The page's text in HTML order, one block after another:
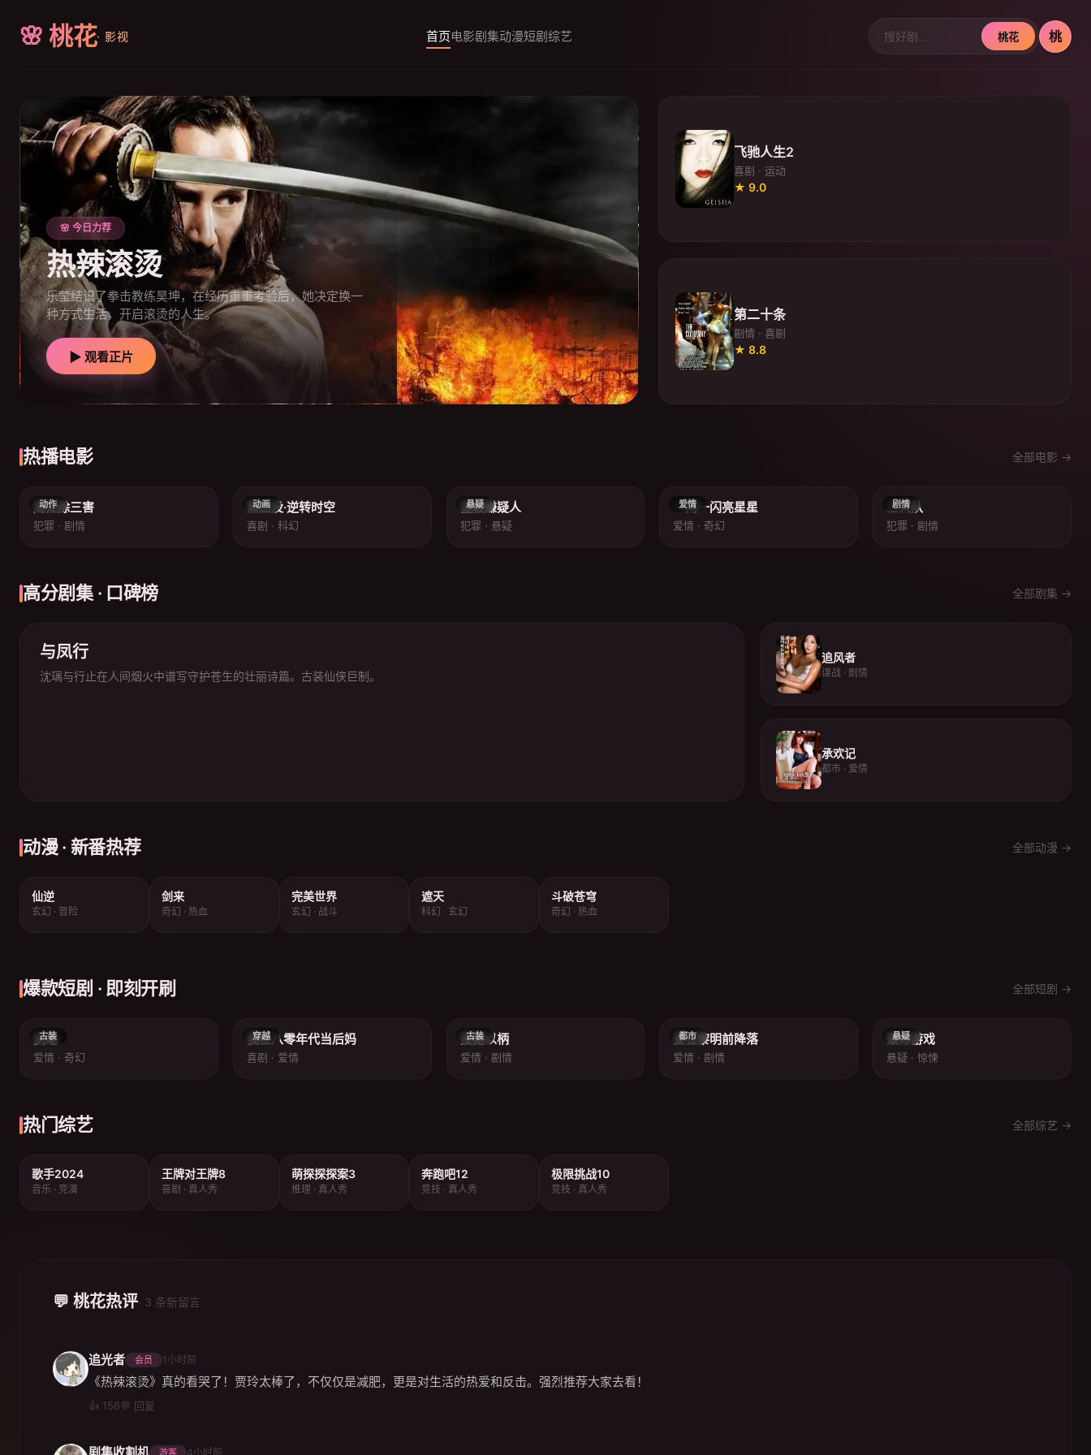
🌸 桃花· 影视 首页电影剧集动漫短剧综艺 桃花 桃
🌸 今日力荐
热辣滚烫
乐莹结识了拳击教练昊坤，在经历重重考验后，她决定换一
种方式生活，开启滚烫的人生。
▶ 观看正片
飞驰人生2
喜剧 · 运动
★ 9.0
第二十条
剧情 · 喜剧
★ 8.8
热播电影 全部电影 →
动作
周处除三害
犯罪 · 剧情
动画
熊出没·逆转时空
喜剧 · 科幻
悬疑
拯救嫌疑人
犯罪 · 悬疑
爱情
一闪一闪亮星星
爱情 · 奇幻
剧情
三大队
犯罪 · 剧情
高分剧集 · 口碑榜 全部剧集 →
与凤行
沈璃与行止在人间烟火中谱写守护苍生的壮丽诗篇。古装仙侠巨制。
追风者
谍战 · 剧情
承欢记
都市 · 爱情
动漫 · 新番热荐 全部动漫 →
仙逆
玄幻 · 冒险
剑来
奇幻 · 热血
完美世界
玄幻 · 战斗
遮天
科幻 · 玄幻
斗破苍穹
奇幻 · 热血
爆款短剧 · 即刻开刷 全部短剧 →
古装
执笔
爱情 · 奇幻
穿越
我在八零年代当后妈
喜剧 · 爱情
古装
授她以柄
爱情 · 剧情
都市
爱在黎明前降落
爱情 · 剧情
悬疑
致命游戏
悬疑 · 惊悚
热门综艺 全部综艺 →
歌手2024
音乐 · 竞演
王牌对王牌8
喜剧 · 真人秀
萌探探探案3
推理 · 真人秀
奔跑吧12
竞技 · 真人秀
极限挑战10
竞技 · 真人秀
💬 桃花热评· 3 条新留言
追光者 会员 1小时前
《热辣滚烫》真的看哭了！贾玲太棒了，不仅仅是减肥，更是对生活的热爱和反击。强烈推荐大家去看！
👍 156 💬 回复
游客 4小时前